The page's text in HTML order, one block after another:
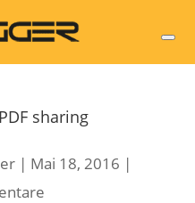
sharing
| Mai 18, 2016 |